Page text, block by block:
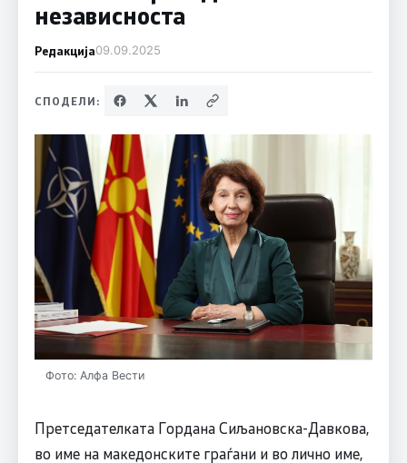
независноста
Редакција09.09.2025
СПОДЕЛИ:
Фото: Алфа Вести
Претседателката Гордана Сиљановска-Давкова,
во име на македонските граѓани и во лично име,